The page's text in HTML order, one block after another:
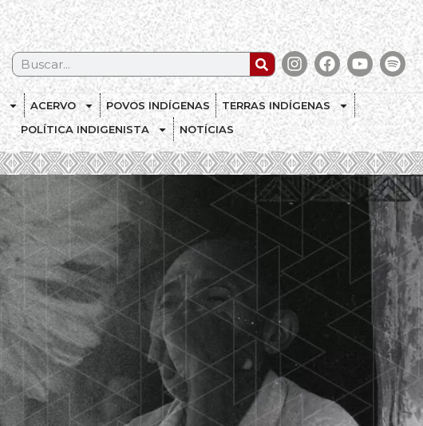
ACERVO POVOS INDÍGENAS
TERRAS INDÍGENAS
POLÍTICA INDIGENISTA
NOTÍCIAS